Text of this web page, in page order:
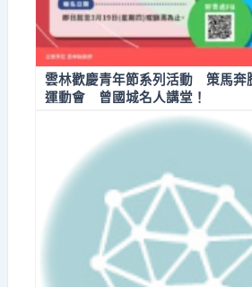
雲林歡慶青年節系列活動 策馬奔
運動會 曾國城名人講堂！